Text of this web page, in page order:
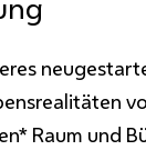
Raum und